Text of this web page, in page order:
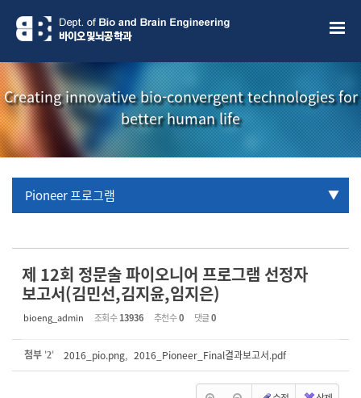
Creating innovative bio-convergent technologies for
better human life
Pioneer 프로그램
학부생 국제학술대회 참관프로그램
제 12회 정문술 파이오니어 프로그램 선정자
보고서(김민선,김지윤,임지은)
bioeng_admin 조회 수13936 추천 수0 댓글0
첨부 '2' 2016_pio.png, 2016_Pioneer_Final결과보고서.pdf